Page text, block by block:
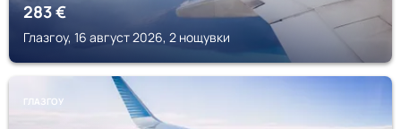
283€
Глазгоу, 16 август 2026, 2 нощувки
ГЛАЗГОУ